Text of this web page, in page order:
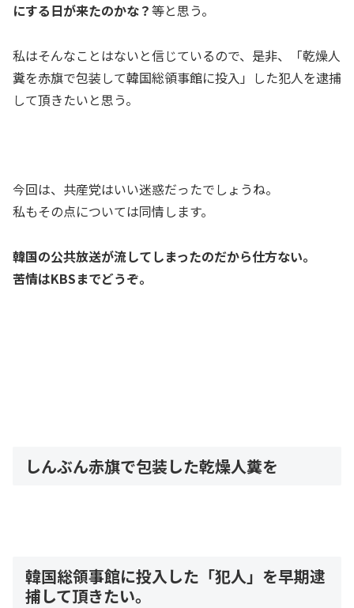
にする日が来たのかな？等と思う。
私はそんなことはないと信じているので、是非、「乾燥人
糞を赤旗で包装して韓国総領事館に投入」した犯人を逮捕
して頂きたいと思う。
今回は、共産党はいい迷惑だったでしょうね。
私もその点については同情します。
韓国の公共放送が流してしまったのだから仕方ない。
苦情はKBSまでどうぞ。
しんぶん赤旗で包装した乾燥人糞を
韓国総領事館に投入した「犯人」を早期逮
捕して頂きたい。